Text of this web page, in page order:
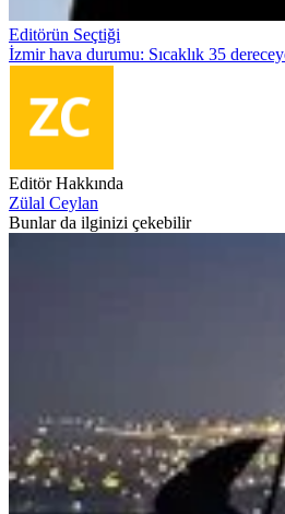
Editörün Seçtiği
İzmir hava durumu: Sıcaklık 35
Editör Hakkında
Zülal Ceylan
Bunlar da ilginizi çekebilir